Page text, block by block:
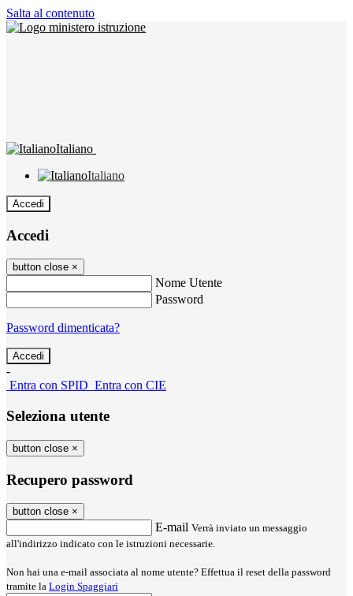
Salta al contenuto
Italiano
Italiano
Accedi
Accedi
button close ×
Nome Utente
Password
Password dimenticata?
-
Entra con SPID Entra con CIE
Seleziona utente
button close ×
Recupero password
button close ×
E-mail Verrà inviato un messaggio
all'indirizzo indicato con le istruzioni necessarie.
Non hai una e-mail associata al nome utente? Effettua il reset della password
tramite la Login Spaggiari